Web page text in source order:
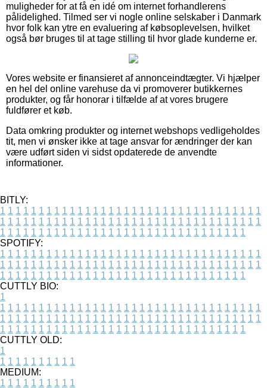
muligheder for at få en idé om internet forhandlerens
pålidelighed. Tilmed ser vi nogle online selskaber i Danmark
hvor folk kan ytre en evaluering af købsoplevelsen, hvilket
også bør bruges til at tage stilling til hvor glade kunderne er.
Vores website er finansieret af annonceindtægter. Vi hjælper
en hel del online varehuse da vi promoverer butikkernes
produkter, og får honorar i tilfælde af at vores brugere
fuldfører et køb.
Data omkring produkter og internet webshops vedligeholdes
tit, men vi ønsker ikke at tage ansvar for ændringer der kan
være udført siden vi sidst opdaterede de anvendte
informationer.
BITLY:
1 1 1 1 1 1 1 1 1 1 1 1 1 1 1 1 1 1 1 1 1 1 1 1 1 1 1 1 1 1 1 1 1 1
1 1 1 1 1 1 1 1 1 1 1 1 1 1 1 1 1 1 1 1 1 1 1 1 1 1 1 1 1 1 1 1 1 1
1 1 1 1 1 1 1 1 1 1 1 1 1 1 1 1 1 1 1 1 1 1 1 1 1 1 1 1 1 1 1 1
SPOTIFY:
1 1 1 1 1 1 1 1 1 1 1 1 1 1 1 1 1 1 1 1 1 1 1 1 1 1 1 1 1 1 1 1 1 1
1 1 1 1 1 1 1 1 1 1 1 1 1 1 1 1 1 1 1 1 1 1 1 1 1 1 1 1 1 1 1 1 1 1
1 1 1 1 1 1 1 1 1 1 1 1 1 1 1 1 1 1 1 1 1 1 1 1 1 1 1 1 1 1 1 1
CUTTLY BIO:
1
1 1 1 1 1 1 1 1 1 1 1 1 1 1 1 1 1 1 1 1 1 1 1 1 1 1 1 1 1 1 1 1 1 1
1 1 1 1 1 1 1 1 1 1 1 1 1 1 1 1 1 1 1 1 1 1 1 1 1 1 1 1 1 1 1 1 1 1
1 1 1 1 1 1 1 1 1 1 1 1 1 1 1 1 1 1 1 1 1 1 1 1 1 1 1 1 1 1 1 1
CUTTLY OLD:
1
1 1 1 1 1 1 1 1 1 1
MEDIUM:
1 1 1 1 1 1 1 1 1 1